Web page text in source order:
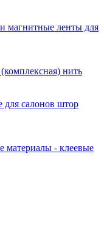
магнитные ленты для
нить
для салонов штор
материалы - клеевые